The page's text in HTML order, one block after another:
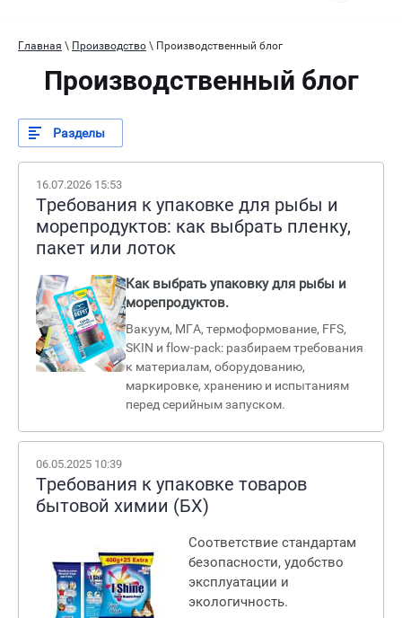
Главная \ Производство \ Производственный блог
Производственный блог
Разделы
16.07.2026 15:53
Требования к упаковке для рыбы и
морепродуктов: как выбрать пленку,
пакет или лоток
Как выбрать упаковку для рыбы и
морепродуктов.
Вакуум, МГА, термоформование, FFS,
SKIN и flow-pack: разбираем требования
к материалам, оборудованию,
маркировке, хранению и испытаниям
перед серийным запуском.
06.05.2025 10:39
Требования к упаковке товаров
бытовой химии (БХ)
Соответствие стандартам
безопасности, удобство
эксплуатации и
экологичность.